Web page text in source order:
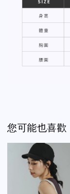
您可能也喜歡